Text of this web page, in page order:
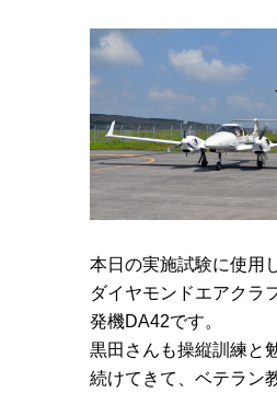
本日の実施試験に使用
ダイヤモンドエアクラ
発機DA42です。
黒田さんも操縦訓練と
続けてきて、ベテラン